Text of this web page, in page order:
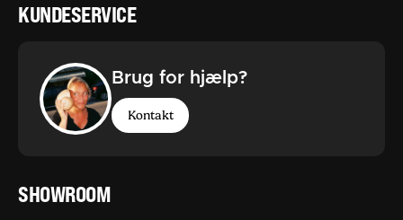
KUNDESERVICE
Brug for hjælp?
Kontakt
SHOWROOM